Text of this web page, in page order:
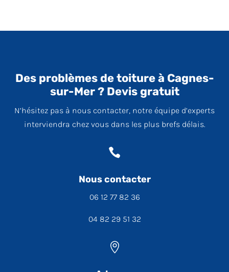
Des problèmes de toiture à Cagnes-
sur-Mer ? Devis gratuit
N’hésitez pas à nous contacter, notre équipe d’experts
interviendra chez vous dans les plus brefs délais.

Nous contacter
06 12 77 82 36
04 82 29 51 32
